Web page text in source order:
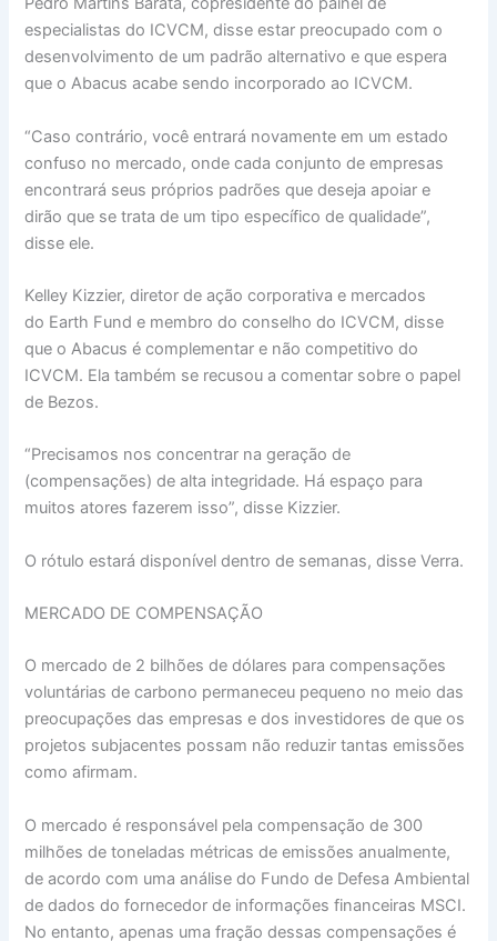
especialistas do ICVCM, disse estar preocupado com o
desenvolvimento de um padrão alternativo e que espera
que o Abacus acabe sendo incorporado ao ICVCM.
“Caso contrário, você entrará novamente em um estado
confuso no mercado, onde cada conjunto de empresas
encontrará seus próprios padrões que deseja apoiar e
dirão que se trata de um tipo específico de qualidade”,
disse ele.
Kelley Kizzier, diretor de ação corporativa e mercados
do Earth Fund e membro do conselho do ICVCM, disse
que o Abacus é complementar e não competitivo do
ICVCM. Ela também se recusou a comentar sobre o papel
de Bezos.
“Precisamos nos concentrar na geração de
(compensações) de alta integridade. Há espaço para
muitos atores fazerem isso”, disse Kizzier.
O rótulo estará disponível dentro de semanas, disse Verra.
MERCADO DE COMPENSAÇÃO
O mercado de 2 bilhões de dólares para compensações
voluntárias de carbono permaneceu pequeno no meio das
preocupações das empresas e dos investidores de que os
projetos subjacentes possam não reduzir tantas emissões
como afirmam.
O mercado é responsável pela compensação de 300
milhões de toneladas métricas de emissões anualmente,
de acordo com uma análise do Fundo de Defesa Ambiental
de dados do fornecedor de informações financeiras MSCI.
No entanto, apenas uma fração dessas compensações é